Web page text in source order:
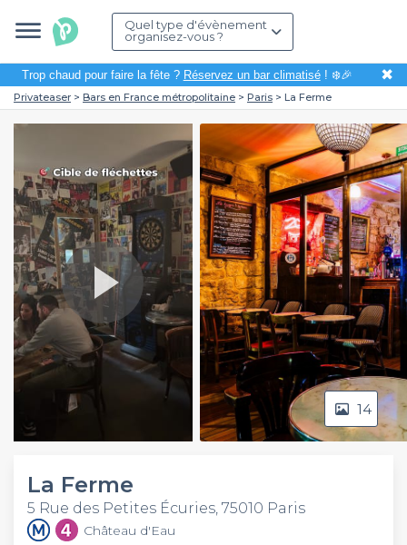
Quel type d'évènement
organisez-vous ?
Trop chaud pour faire la fête ? Réservez un bar climatisé! ❄️🎉 ✖
Privateaser Bars en France métropolitaine Paris La Ferme
Play
Video
14
La Ferme
5 Rue des Petites Écuries, 75010 Paris
Château d'Eau